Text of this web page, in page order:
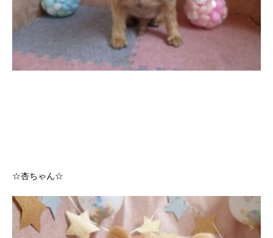
☆杏ちゃん☆